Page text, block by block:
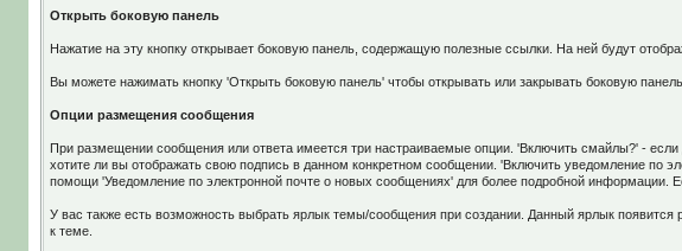
Открыть боковую панель
Нажатие на эту кнопку открывает боковую панель, содержащую полезные ссылки. На ней будут
Вы можете нажимать кнопку 'Открыть боковую панель' чтобы открывать или закрывать боковую
Опции размещения сообщения
При размещении сообщения или ответа имеется три настраиваемые опции. 'Включить смайлы?' -
хотите ли вы отображать свою подпись в данном конкретном сообщении. 'Включить уведомление по
помощи 'Уведомление по электронной почте о новых сообщениях' для более подробной информации.
У вас также есть возможность выбрать ярлык темы/сообщения при создании. Данный ярлык
к теме.